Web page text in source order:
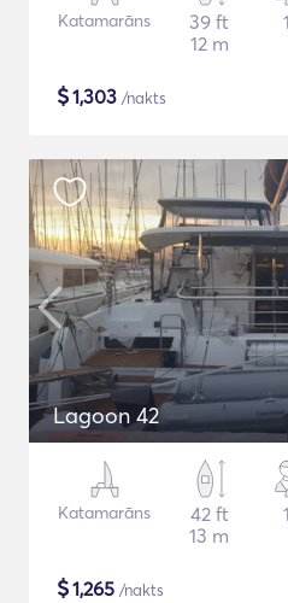
Katamarāns
39 ft
12 m
$1,303 /nakts
Lagoon 42
Katamarāns
42 ft
13 m
$1,265 /nakts